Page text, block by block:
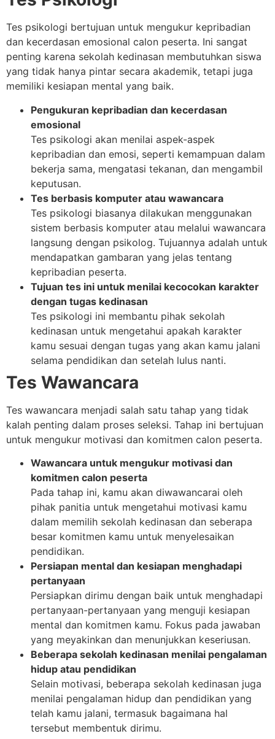
Tes psikologi bertujuan untuk mengukur kepribadian
dan kecerdasan emosional calon peserta. Ini sangat
penting karena sekolah kedinasan membutuhkan siswa
yang tidak hanya pintar secara akademik, tetapi juga
memiliki kesiapan mental yang baik.
Pengukuran kepribadian dan kecerdasan
emosional
Tes psikologi akan menilai aspek-aspek
kepribadian dan emosi, seperti kemampuan dalam
bekerja sama, mengatasi tekanan, dan mengambil
keputusan.
Tes berbasis komputer atau wawancara
Tes psikologi biasanya dilakukan menggunakan
sistem berbasis komputer atau melalui wawancara
langsung dengan psikolog. Tujuannya adalah untuk
mendapatkan gambaran yang jelas tentang
kepribadian peserta.
Tujuan tes ini untuk menilai kecocokan karakter
dengan tugas kedinasan
Tes psikologi ini membantu pihak sekolah
kedinasan untuk mengetahui apakah karakter
kamu sesuai dengan tugas yang akan kamu jalani
selama pendidikan dan setelah lulus nanti.
Tes Wawancara
Tes wawancara menjadi salah satu tahap yang tidak
kalah penting dalam proses seleksi. Tahap ini bertujuan
untuk mengukur motivasi dan komitmen calon peserta.
Wawancara untuk mengukur motivasi dan
komitmen calon peserta
Pada tahap ini, kamu akan diwawancarai oleh
pihak panitia untuk mengetahui motivasi kamu
dalam memilih sekolah kedinasan dan seberapa
besar komitmen kamu untuk menyelesaikan
pendidikan.
Persiapan mental dan kesiapan menghadapi
pertanyaan
Persiapkan dirimu dengan baik untuk menghadapi
pertanyaan-pertanyaan yang menguji kesiapan
mental dan komitmen kamu. Fokus pada jawaban
yang meyakinkan dan menunjukkan keseriusan.
Beberapa sekolah kedinasan menilai pengalaman
hidup atau pendidikan
Selain motivasi, beberapa sekolah kedinasan juga
menilai pengalaman hidup dan pendidikan yang
telah kamu jalani, termasuk bagaimana hal
tersebut membentuk dirimu.